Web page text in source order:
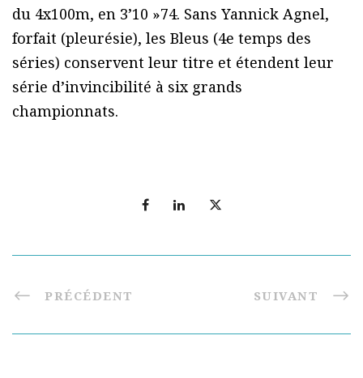
du 4x100m, en 3’10 »74. Sans Yannick Agnel,
forfait (pleurésie), les Bleus (4e temps des
séries) conservent leur titre et étendent leur
série d’invincibilité à six grands
championnats.
PRÉCÉDENT SUIVANT